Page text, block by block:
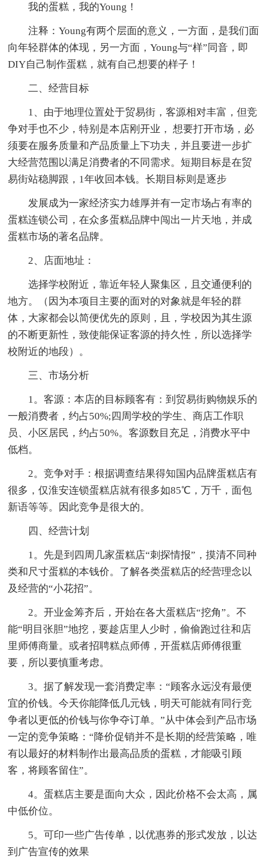
我的蛋糕，我的Young！
注释：Young有两个层面的意义，一方面，是我们面
向年轻群体的体现，另一方面，Young与“样”同音，即
DIY自己制作蛋糕，就有自己想要的样子！
二、经营目标
1、由于地理位置处于贸易街，客源相对丰富，但竞
争对手也不少，特别是本店刚开业， 想要打开市场，必
须要在服务质量和产品质量上下功夫，并且要进一步扩
大经营范围以满足消费者的不同需求。短期目标是在贸
易街站稳脚跟，1年收回本钱。长期目标则是逐步
发展成为一家经济实力雄厚并有一定市场占有率的
蛋糕连锁公司，在众多蛋糕品牌中闯出一片天地，并成
蛋糕市场的著名品牌。
2、店面地址：
选择学校附近，靠近年轻人聚集区，且交通便利的
地方。（因为本项目主要的面对的对象就是年轻的群
体，大家都会以简便优先的原则，且，学校因为其生源
的不断更新性，致使能保证客源的持久性，所以选择学
校附近的地段）。
三、市场分析
1。客源：本店的目标顾客有：到贸易街购物娱乐的
一般消费者，约占50%;四周学校的学生、商店工作职
员、小区居民，约占50%。客源数目充足，消费水平中
低档。
2。竞争对手：根据调查结果得知国内品牌蛋糕店有
很多，仅淮安连锁蛋糕店就有很多如85℃，万千，面包
新语等等。因此竞争是很大的。
四、经营计划
1。先是到四周几家蛋糕店“刺探情报”，摸清不同种
类和尺寸蛋糕的本钱价。了解各类蛋糕店的经营理念以
及经营的“小花招”。
2。开业金筹齐后，开始在各大蛋糕店“挖角”。不
能“明目张胆”地挖，要趁店里人少时，偷偷跑过往和店
里师傅商量。或者招聘糕点师傅，开蛋糕店师傅很重
要，所以要慎重考虑。
3。据了解发现一套消费定率：“顾客永远没有最便
宜的价钱。今天你能降低几元钱，明天可能就有同行竞
争者以更低的价钱与你争夺订单。”从中体会到产品市场
一定的竞争策略：“降价促销并不是长期的经营策略，唯
有以最好的材料制作出最高品质的蛋糕，才能吸引顾
客，将顾客留住”。
4。蛋糕店主要是面向大众，因此价格不会太高，属
中低价位。
5。可印一些广告传单，以优惠券的形式发放，以达
到广告宣传的效果